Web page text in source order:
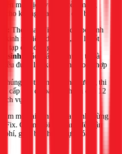
một dịch vụ, mà còn mang
cho không gian sống của bạn.
Thợ của 1Fix, dẫn dắt bởi anh
kinh nghiệm dày dặn, xử lý tốt
tạp đến đơn giản.
sinh:
Báo giá của chúng tôi là
đều được liệt kê rõ ràng trong hợp
Chúng tôi tự tin vào chất lượng thi
cấp chế độ bảo hành lên đến 12
vụ.
làm mới lại căn hộ của mình, đừng
Chúng tôi sẵn sàng đến tận
phí, giúp bạn hiện thực hóa